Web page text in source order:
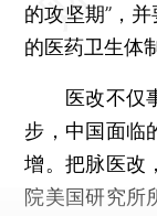
的攻坚期”，
的医药卫生体
医改不仅事
步，中国面临
增。把脉医改
院美国研究所